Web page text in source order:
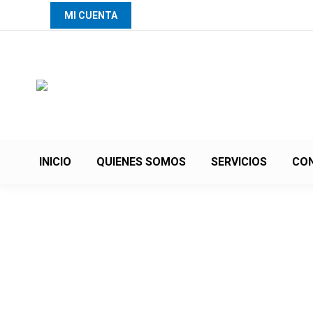
MI CUENTA
INICIO QUIENES SOMOS SERVICIOS